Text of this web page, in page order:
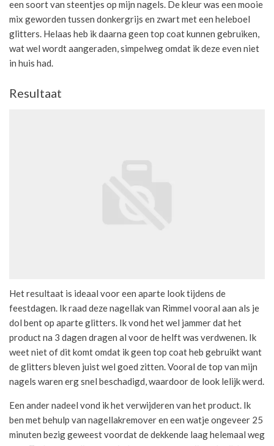
een soort van steentjes op mijn nagels. De kleur was een mooie
mix geworden tussen donkergrijs en zwart met een heleboel
glitters. Helaas heb ik daarna geen top coat kunnen gebruiken,
wat wel wordt aangeraden, simpelweg omdat ik deze even niet
in huis had.
Resultaat
Het resultaat is ideaal voor een aparte look tijdens de
feestdagen. Ik raad deze nagellak van Rimmel vooral aan als je
dol bent op aparte glitters. Ik vond het wel jammer dat het
product na 3 dagen dragen al voor de helft was verdwenen. Ik
weet niet of dit komt omdat ik geen top coat heb gebruikt want
de glitters bleven juist wel goed zitten. Vooral de top van mijn
nagels waren erg snel beschadigd, waardoor de look lelijk werd.
Een ander nadeel vond ik het verwijderen van het product. Ik
ben met behulp van nagellakremover en een watje ongeveer 25
minuten bezig geweest voordat de dekkende laag helemaal weg